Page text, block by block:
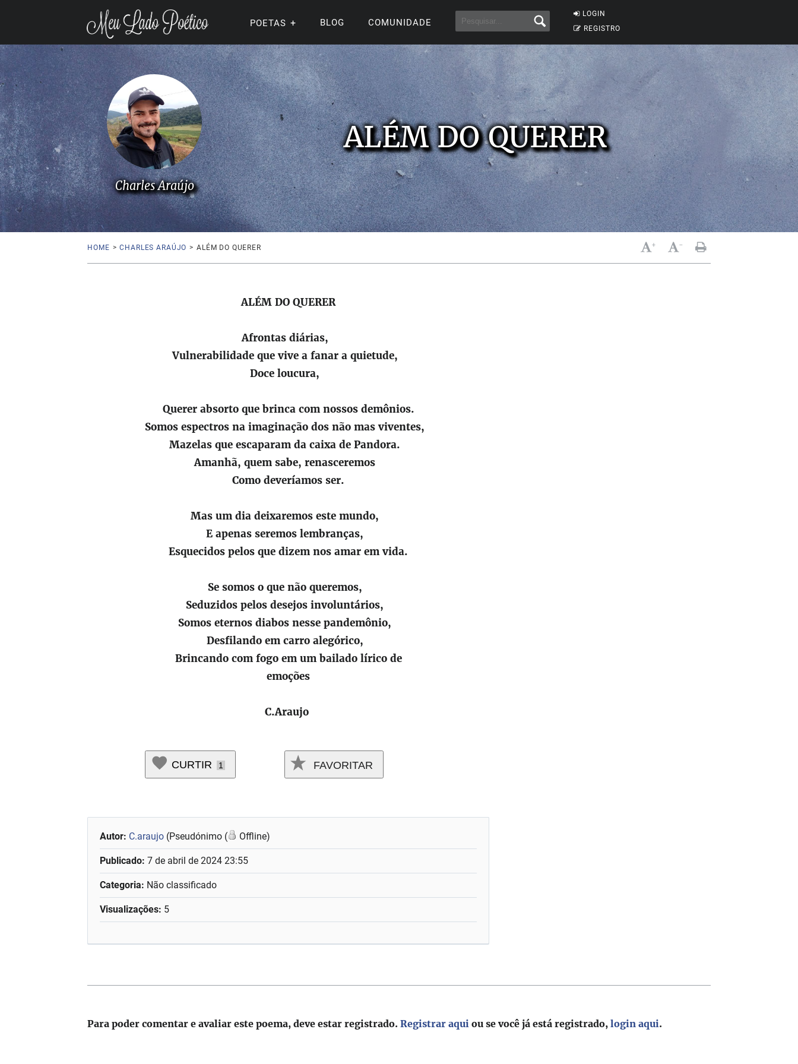
LOGIN
REGISTRO
POETAS BLOG COMUNIDADE
ALÉM DO QUERER
Charles Araújo
HOME > CHARLES ARAÚJO > ALÉM DO QUERER + -
ALÉM DO QUERER
Afrontas diárias,
Vulnerabilidade que vive a fanar a quietude,
Doce loucura,
Querer absorto que brinca com nossos demônios.
Somos espectros na imaginação dos não mas viventes,
Mazelas que escaparam da caixa de Pandora.
Amanhã, quem sabe, renasceremos
Como deveríamos ser.
Mas um dia deixaremos este mundo,
E apenas seremos lembranças,
Esquecidos pelos que dizem nos amar em vida.
Se somos o que não queremos,
Seduzidos pelos desejos involuntários,
Somos eternos diabos nesse pandemônio,
Desfilando em carro alegórico,
Brincando com fogo em um bailado lírico de
emoções
C.Araujo
CURTIR 1 FAVORITAR
Autor: C.araujo (Pseudónimo ( Offline)
Publicado:7 de abril de 2024 23:55
Categoria: Não classificado
Visualizações: 5
Para poder comentar e avaliar este poema, deve estar registrado.Registrar aqui ou se você já está registrado,login aqui.